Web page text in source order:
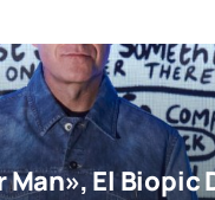
El Biopic